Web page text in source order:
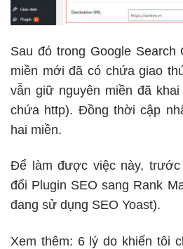
Sau đó trong Google Search
miền mới đã có chứa giao
vẫn giữ nguyên miền đã
chứa http). Đồng thời cập
hai miền.
Để làm được việc này, trước
đổi Plugin SEO sang Rank
đang sử dụng SEO Yoast).
Xem thêm: 6 lý do khiến tôi